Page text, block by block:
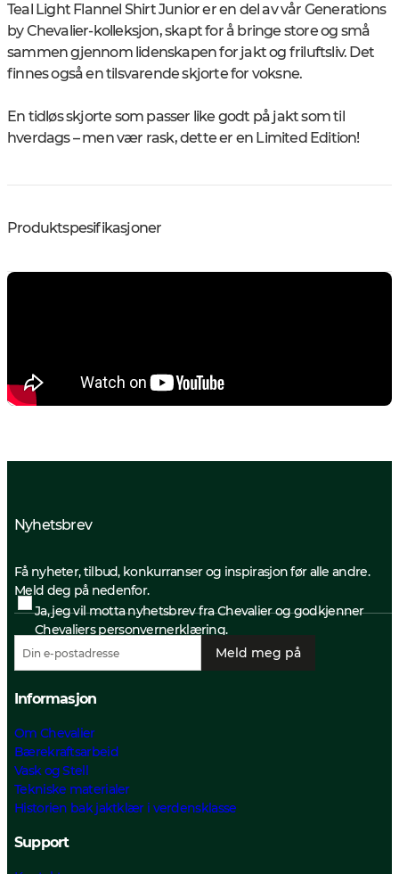
Teal Light Flannel Shirt Junior er en del av vår Generations
by Chevalier-kolleksjon, skapt for å bringe store og små
sammen gjennom lidenskapen for jakt og friluftsliv. Det
finnes også en tilsvarende skjorte for voksne.
En tidløs skjorte som passer like godt på jakt som til
hverdags – men vær rask, dette er en Limited Edition!
Produktspesifikasjoner
Nyhetsbrev
Få nyheter, tilbud, konkurranser og inspirasjon før alle andre.
Meld deg på nedenfor.
Ja, jeg vil motta nyhetsbrev fra Chevalier og godkjenner
Chevaliers personvernerklæring.
Meld meg på
Informasjon
Om Chevalier
Bærekraftsarbeid
Vask og Stell
Tekniske materialer
Historien bak jaktklær i verdensklasse
Support